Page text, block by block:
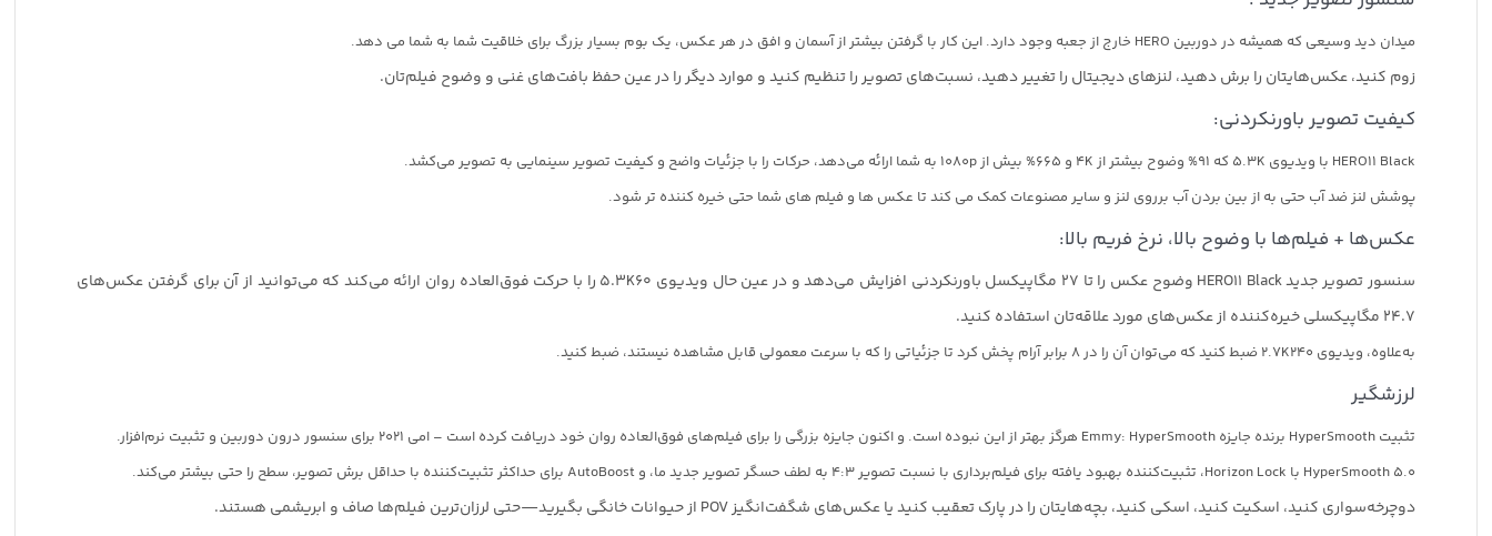
میدان دید وسیعی که همیشه در دوربین HERO خارج از جعبه وجود دارد. این کار با گرفتن بیشتر از آسمان و افق در هر عکس، یک بوم بسیار بزرگ برای خلاقیت شما به شما می دهد.
زوم کنید، عکس‌هایتان را برش دهید، لنزهای دیجیتال را تغییر دهید، نسبت‌های تصویر را تنظیم کنید و موارد دیگر را در عین حفظ بافت‌های غنی و وضوح فیلم‌تان.
کیفیت تصویر باورنکردنی:
HERO11 Black با ویدیوی 5.3K که 91% وضوح بیشتر از 4K و 665% بیش از 1080p به شما ارائه می‌دهد، حرکات را با جزئیات واضح و کیفیت تصویر سینمایی به تصویر می‌کشد.
پوشش لنز ضد آب حتی به از بین بردن آب برروی لنز و سایر مصنوعات کمک می کند تا عکس ها و فیلم های شما حتی خیره کننده تر شود.
عکس‌ها + فیلم‌ها با وضوح بالا، نرخ فریم بالا:
سنسور تصویر جدید HERO11 Black وضوح عکس را تا 27 مگاپیکسل باورنکردنی افزایش می‌دهد و در عین حال ویدیوی 5.3K60 را با حرکت فوق‌العاده روان ارائه می‌کند که می‌توانید از آن برای گرفتن عکس‌های
24.7 مگاپیکسلی خیره‌کننده از عکس‌های مورد علاقه‌تان استفاده کنید.
به‌علاوه، ویدیوی 2.7K240 ضبط کنید که می‌توان آن را در 8 برابر آرام پخش کرد تا جزئیاتی را که با سرعت معمولی قابل مشاهده نیستند، ضبط کنید.
لرزشگیر
تثبیت HyperSmooth برنده جایزه Emmy: HyperSmooth هرگز بهتر از این نبوده است.
و اکنون جایزه بزرگی را برای فیلم‌های فوق‌العاده روان خود دریافت کرده است – امی 2021 برای سنسور درون دوربین و تثبیت نرم‌افزار.
HyperSmooth 5.0 با Horizon Lock، تثبیت‌کننده بهبود یافته برای فیلم‌برداری با نسبت تصویر 4:3 به لطف حسگر تصویر جدید ما، و AutoBoost برای حداکثر تثبیت‌کننده با حداقل برش تصویر، سطح را حتی بیشتر می‌کند.
دوچرخه‌سواری کنید، اسکیت کنید، اسکی کنید، بچه‌هایتان را در پارک تعقیب کنید یا عکس‌های شگفت‌انگیز POV از حیوانات خانگی بگیرید—حتی لرزان‌ترین فیلم‌ها صاف و ابریشمی هستند.